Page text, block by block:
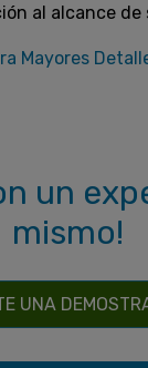
al alcance de
Mayores
un
mismo!
UNA